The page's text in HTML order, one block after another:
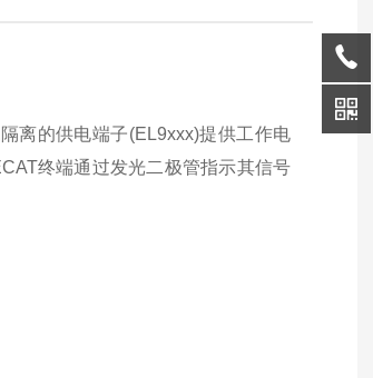
离的供电端子(EL9xxx)提供工作电
终端通过发光二极管指示其信号